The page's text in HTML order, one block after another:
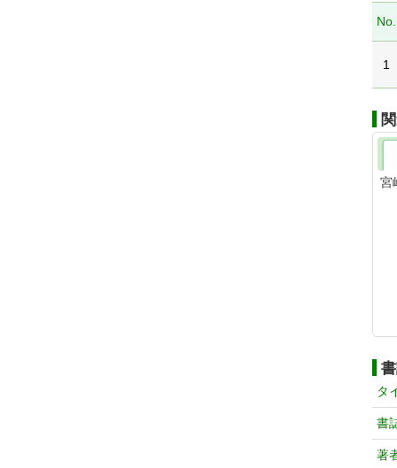
No.
1
宮
タ
書
著